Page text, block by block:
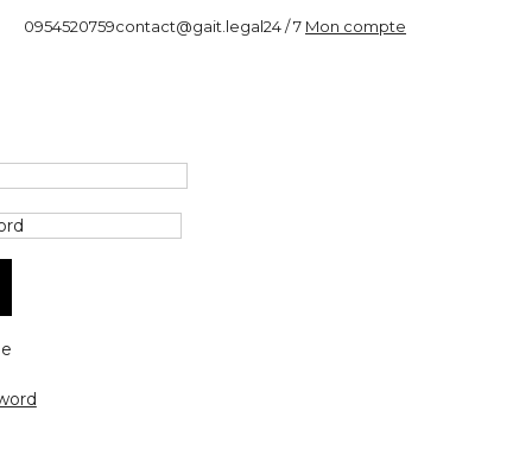
0954520759contact@gait.legal24 / 7 Mon compte